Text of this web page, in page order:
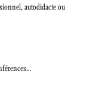
autodidacte ou